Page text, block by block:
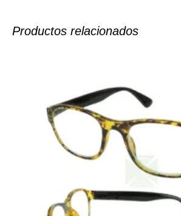
Productos relacionados